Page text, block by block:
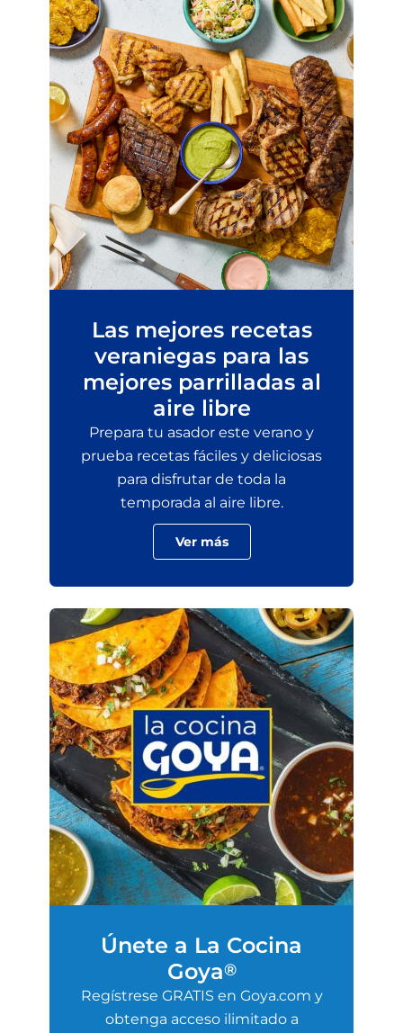
Las mejores recetas
veraniegas para las
mejores parrilladas al
aire libre
Prepara tu asador este verano y
prueba recetas fáciles y deliciosas
para disfrutar de toda la
temporada al aire libre.
Ver más
Únete a La Cocina
Goya®
Regístrese GRATIS en Goya.com y
obtenga acceso ilimitado a